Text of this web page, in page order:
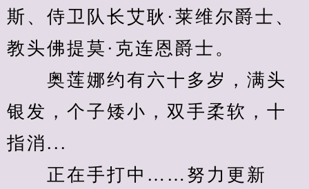
斯、侍卫队长艾耿·莱维尔爵士、
教头佛提莫·克连恩爵士。
奥莲娜约有六十多岁，满头
银发，个子矮小，双手柔软，十
指消...
正在手打中……努力更新